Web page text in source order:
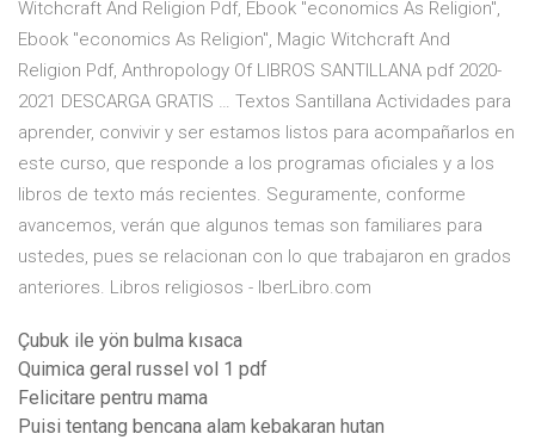
Witchcraft And Religion Pdf, Ebook "economics As Religion",
Ebook "economics As Religion", Magic Witchcraft And
Religion Pdf, Anthropology Of LIBROS SANTILLANA pdf 2020-
2021 DESCARGA GRATIS … Textos Santillana Actividades para
aprender, convivir y ser estamos listos para acompañarlos en
este curso, que responde a los programas oficiales y a los
libros de texto más recientes. Seguramente, conforme
avancemos, verán que algunos temas son familiares para
ustedes, pues se relacionan con lo que trabajaron en grados
anteriores. Libros religiosos - IberLibro.com
Çubuk ile yön bulma kısaca
Quimica geral russel vol 1 pdf
Felicitare pentru mama
Puisi tentang bencana alam kebakaran hutan